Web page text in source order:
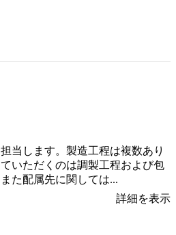
当します。製造工程は複数あり
いただくのは調製工程および包
た配属先に関しては...
詳細を表示